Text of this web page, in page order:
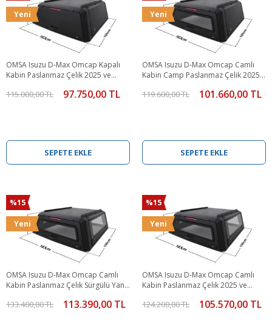
Yeni
OMSA Isuzu D-Max Omcap Kapalı
Kabin Paslanmaz Çelik 2025 ve
115.000,00 TL 97.750,00 TL
SEPETE EKLE
Yeni
OMSA Isuzu D-Max Omcap Camlı
Kabin Camp Paslanmaz Çelik 2025
119.600,00 TL 101.660,00 TL
SEPETE EKLE
%15
Yeni
OMSA Isuzu D-Max Omcap Camlı
Kabin Paslanmaz Çelik Sürgülü Yan
133.400,00 TL 113.390,00 TL
%15
Yeni
OMSA Isuzu D-Max Omcap Camlı
Kabin Paslanmaz Çelik 2025 ve
124.200,00 TL 105.570,00 TL